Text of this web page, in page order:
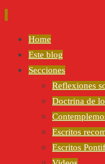
contenido
Home
Este blog
Secciones
Reflexiones
Doctrina de
Escritos
Escritos